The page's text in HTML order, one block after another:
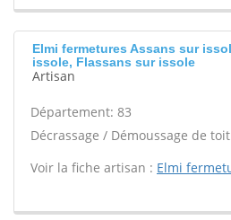
Elmi fermetures Assans sur
issole, Flassans sur issole
Artisan
Département: 83
Décrassage / Démoussage de
Voir la fiche artisan : Elmi